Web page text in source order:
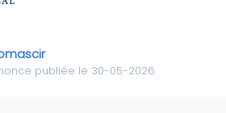
publiée le 30-05-2026